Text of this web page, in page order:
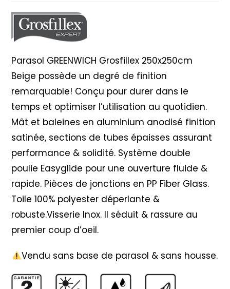
Blanc
Parasol GREENWICH Grosfillex 250x250cm
Beige possède un degré de finition
remarquable! Conçu pour durer dans le
temps et optimiser l’utilisation au quotidien.
Mât et baleines en aluminium anodisé finition
satinée, sections de tubes épaisses assurant
performance & solidité. Système double
poulie Easyglide pour une ouverture fluide &
rapide. Pièces de jonctions en PP Fiber Glass.
Toile 100% polyester déperlante &
robuste.Visserie Inox. Il séduit & rassure au
premier coup d’oeil.
Vendu sans base de parasol & sans housse.